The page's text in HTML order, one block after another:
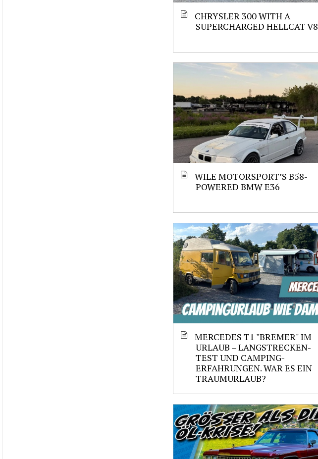
CHRYSLER 300 WITH A
SUPERCHARGED HELLCAT V8
WILE MOTORSPORT’S B58-
POWERED BMW E36
MERCEDES T1 "BREMER" IM
URLAUB – LANGSTRECKEN-
TEST UND CAMPING-
ERFAHRUNGEN. WAR ES EIN
TRAUMURLAUB?